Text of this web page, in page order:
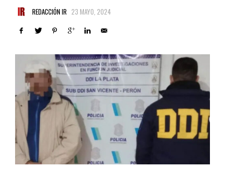
REDACCIÓN IR 23 MAYO, 2024